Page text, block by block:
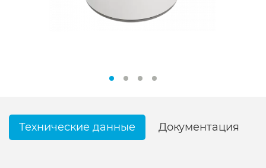
Технические данные Документация